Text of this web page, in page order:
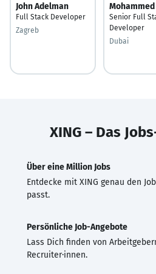
John Adelman
Full Stack Developer
Zagreb
Senior Full
Developer
Dubai
XING – Das
Über eine Million Jobs
Entdecke mit XING genau den
passt.
Persönliche Job-Angebote
Lass Dich finden von
Recruiter·innen.